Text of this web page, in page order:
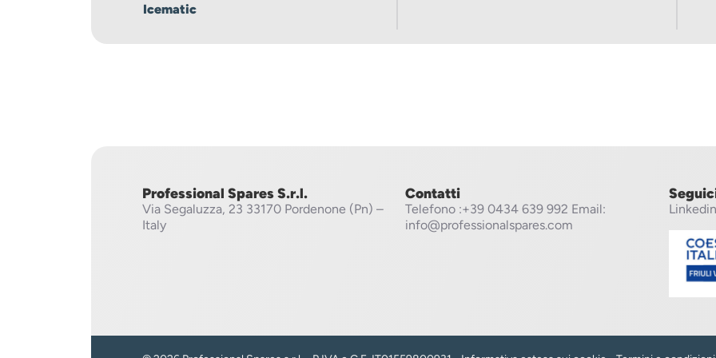
Icematic
Professional Spares S.r.l.
Via Segaluzza, 23 33170 Pordenone (Pn) –
Italy
Contatti
Telefono :+39 0434 639 992 Email:
info@professionalspares.com
Linkedin